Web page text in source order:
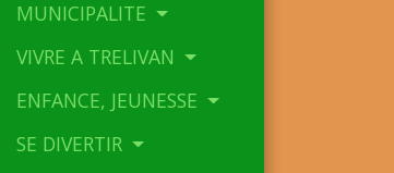
MUNICIPALITE
VIVRE A TRELIVAN
ENFANCE, JEUNESSE
SE DIVERTIR